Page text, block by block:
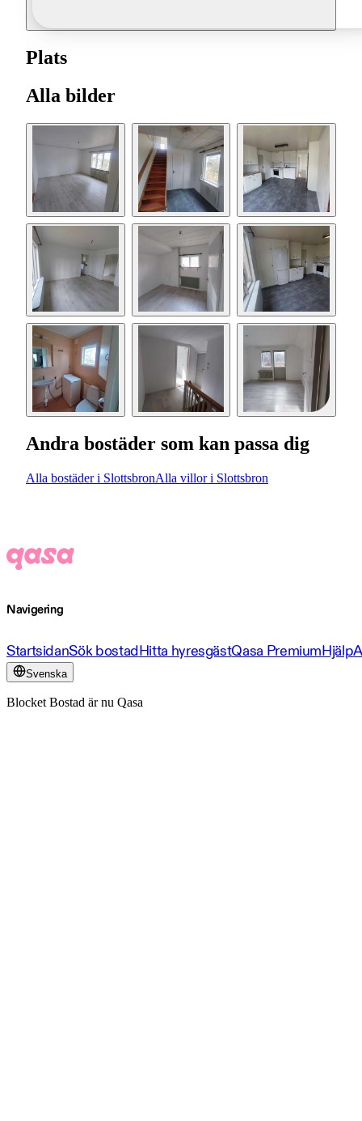
Plats
Alla bilder
Andra bostäder som kan passa dig
Alla bostäder i SlottsbronAlla villor i Slottsbron
Navigering
StartsidanSök bostadHitta hyresgästQasa PremiumHjälp
Svenska
Blocket Bostad är nu Qasa